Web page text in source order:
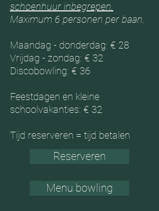
schoenhuur inbegrepen.
Maximum 6 personen per baan.
Maandag - donderdag: € 28
Vrijdag - zondag: € 32
Discobowling: € 36
Feestdagen en kleine
schoolvakanties: € 32
Tijd reserveren = tijd betalen
Reserveren
Menu bowling